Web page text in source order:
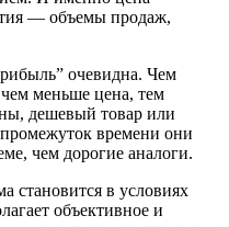
— объемы продаж,
очевидна. Чем
меньше цена, тем
дешевый товар или
промежуток времени они
чем дорогие аналоги.
становится в условиях
объективное и